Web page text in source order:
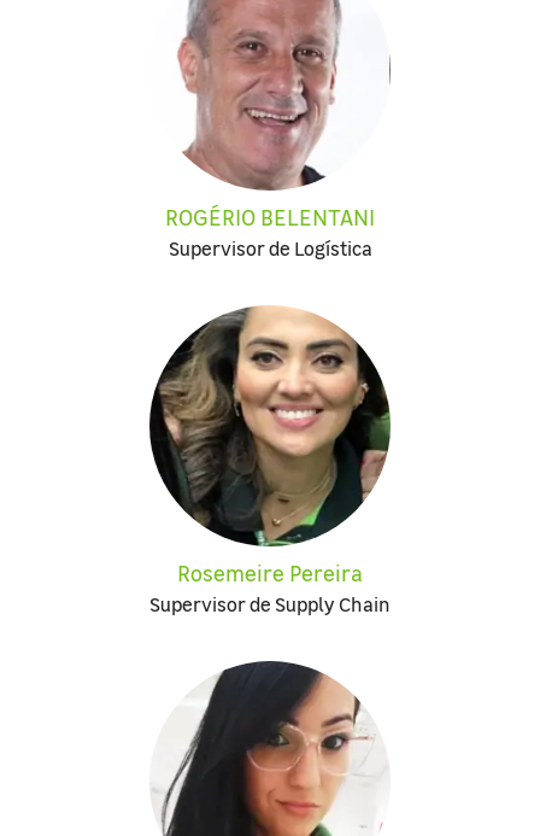
ROGÉRIO BELENTANI
Supervisor de Logística
Rosemeire Pereira
Supervisor de Supply Chain